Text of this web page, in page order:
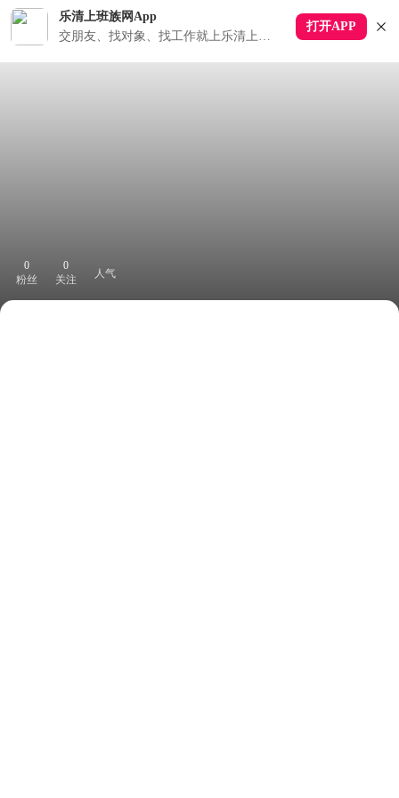
乐清上班族网App
交朋友、找对象、找工作就上乐清上班族APP
打开APP
0
粉丝
0
关注
人气
下拉刷新